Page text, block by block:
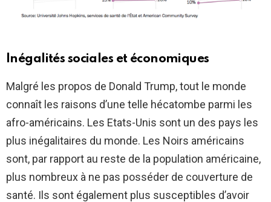
Inégalités sociales et économiques
Malgré les propos de Donald Trump, tout le monde
connaît les raisons d’une telle hécatombe parmi les
afro-américains. Les Etats-Unis sont un des pays les
plus inégalitaires du monde. Les Noirs américains
sont, par rapport au reste de la population américaine,
plus nombreux à ne pas posséder de couverture de
santé. Ils sont également plus susceptibles d’avoir